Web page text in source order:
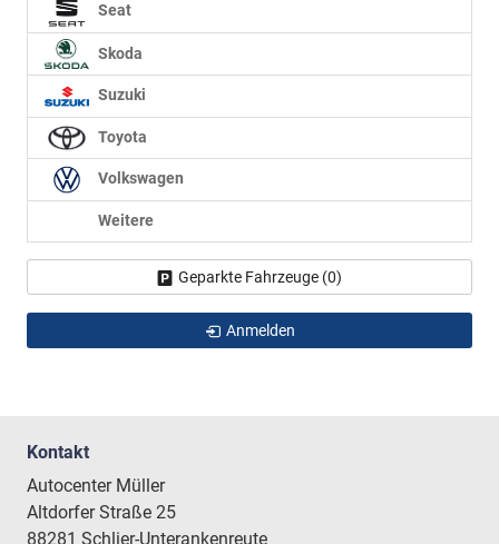
Seat
Skoda
Suzuki
Toyota
Volkswagen
Weitere
Geparkte Fahrzeuge (0)
Anmelden
Kontakt
Autocenter Müller
Altdorfer Straße 25
88281 Schlier-Unterankenreute